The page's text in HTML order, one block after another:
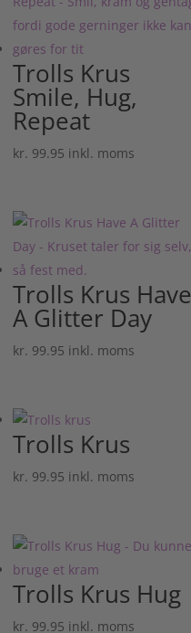
Trolls Krus
Smile, Hug,
Repeat
kr. 99.95 inkl. moms
Trolls Krus Have
A Glitter Day
kr. 99.95 inkl. moms
Trolls Krus
kr. 99.95 inkl. moms
Trolls Krus Hug
kr. 99.95 inkl. moms